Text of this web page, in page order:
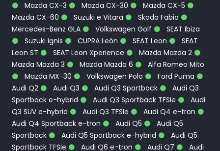
Mazda CX-3
Mazda CX-30
Mazda CX-5
Mazda CX-60
Suzuki e Vitara
Skoda Fabia
Mercedes-Benz GLA
Volkswagen Golf
SEAT Ibiza
Suzuki Ignis
CUPRA León SEAT Leon
SEAT
Leon ST
SEAT Leon Xperience
Mazda Mazda 2
Mazda Mazda 3
Mazda Mazda 6
Alfa Romeo Mito
Mazda MX-30
Volkswagen Polo
Ford Puma
Audi Q2
Audi Q3 Audi Q3 Sportback
Audi Q3
Sportback e-hybrid
Audi Q3 Sportback TFSIe
Audi
Q3 SUV e-hybrid
Audi Q3 TFSIe
Audi Q4 e-tron
Audi Q4 Sportback e-tron
Audi Q5
Audi Q5
Sportback
Audi Q5 Sportback e-hybrid
Audi Q5
Sportback TFSIe
Audi Q6 e-tron Audi Q7
Audi